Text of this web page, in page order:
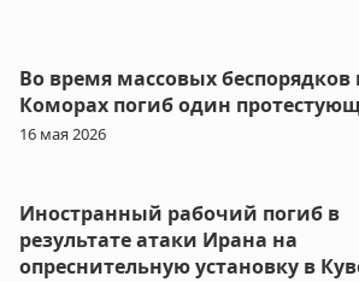
Во время массовых беспорядков
Коморах погиб один
16 мая 2026
Иностранный рабочий погиб в
результате атаки Ирана на
опреснительную установку в